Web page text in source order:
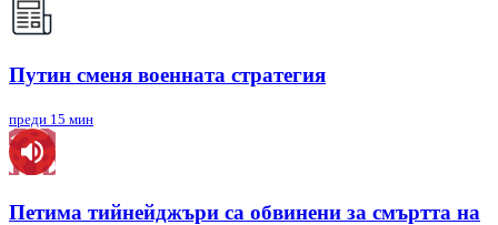
Путин сменя военната стратегия
преди 15 мин
Петима тийнейджъри са обвинени за смъртта на